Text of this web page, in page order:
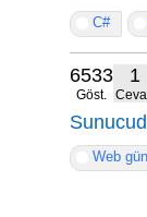
C#
6533
Göst.
1
Web